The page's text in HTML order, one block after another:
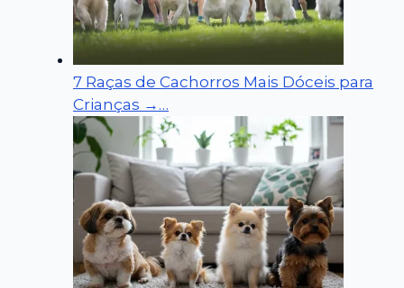
7 Raças de Cachorros Mais Dóceis para
Crianças →…